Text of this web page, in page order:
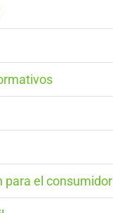
para el consumidor